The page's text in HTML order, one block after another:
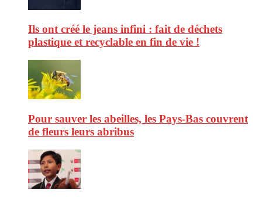
Ils ont créé le jeans infini : fait de déchets
plastique et recyclable en fin de vie !
Pour sauver les abeilles, les Pays-Bas couvrent
de fleurs leurs abribus